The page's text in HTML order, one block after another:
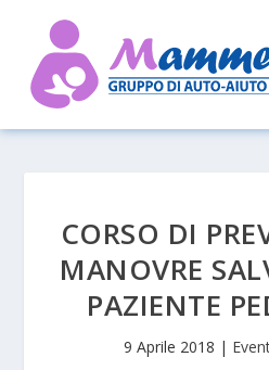
CORSO DI
MANOVRE
PAZIENTE
9 Aprile 2018 |